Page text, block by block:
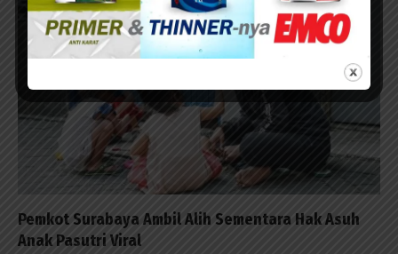
Pemkot Surabaya Ambil Alih Sementara Hak Asuh
Anak Pasutri Viral